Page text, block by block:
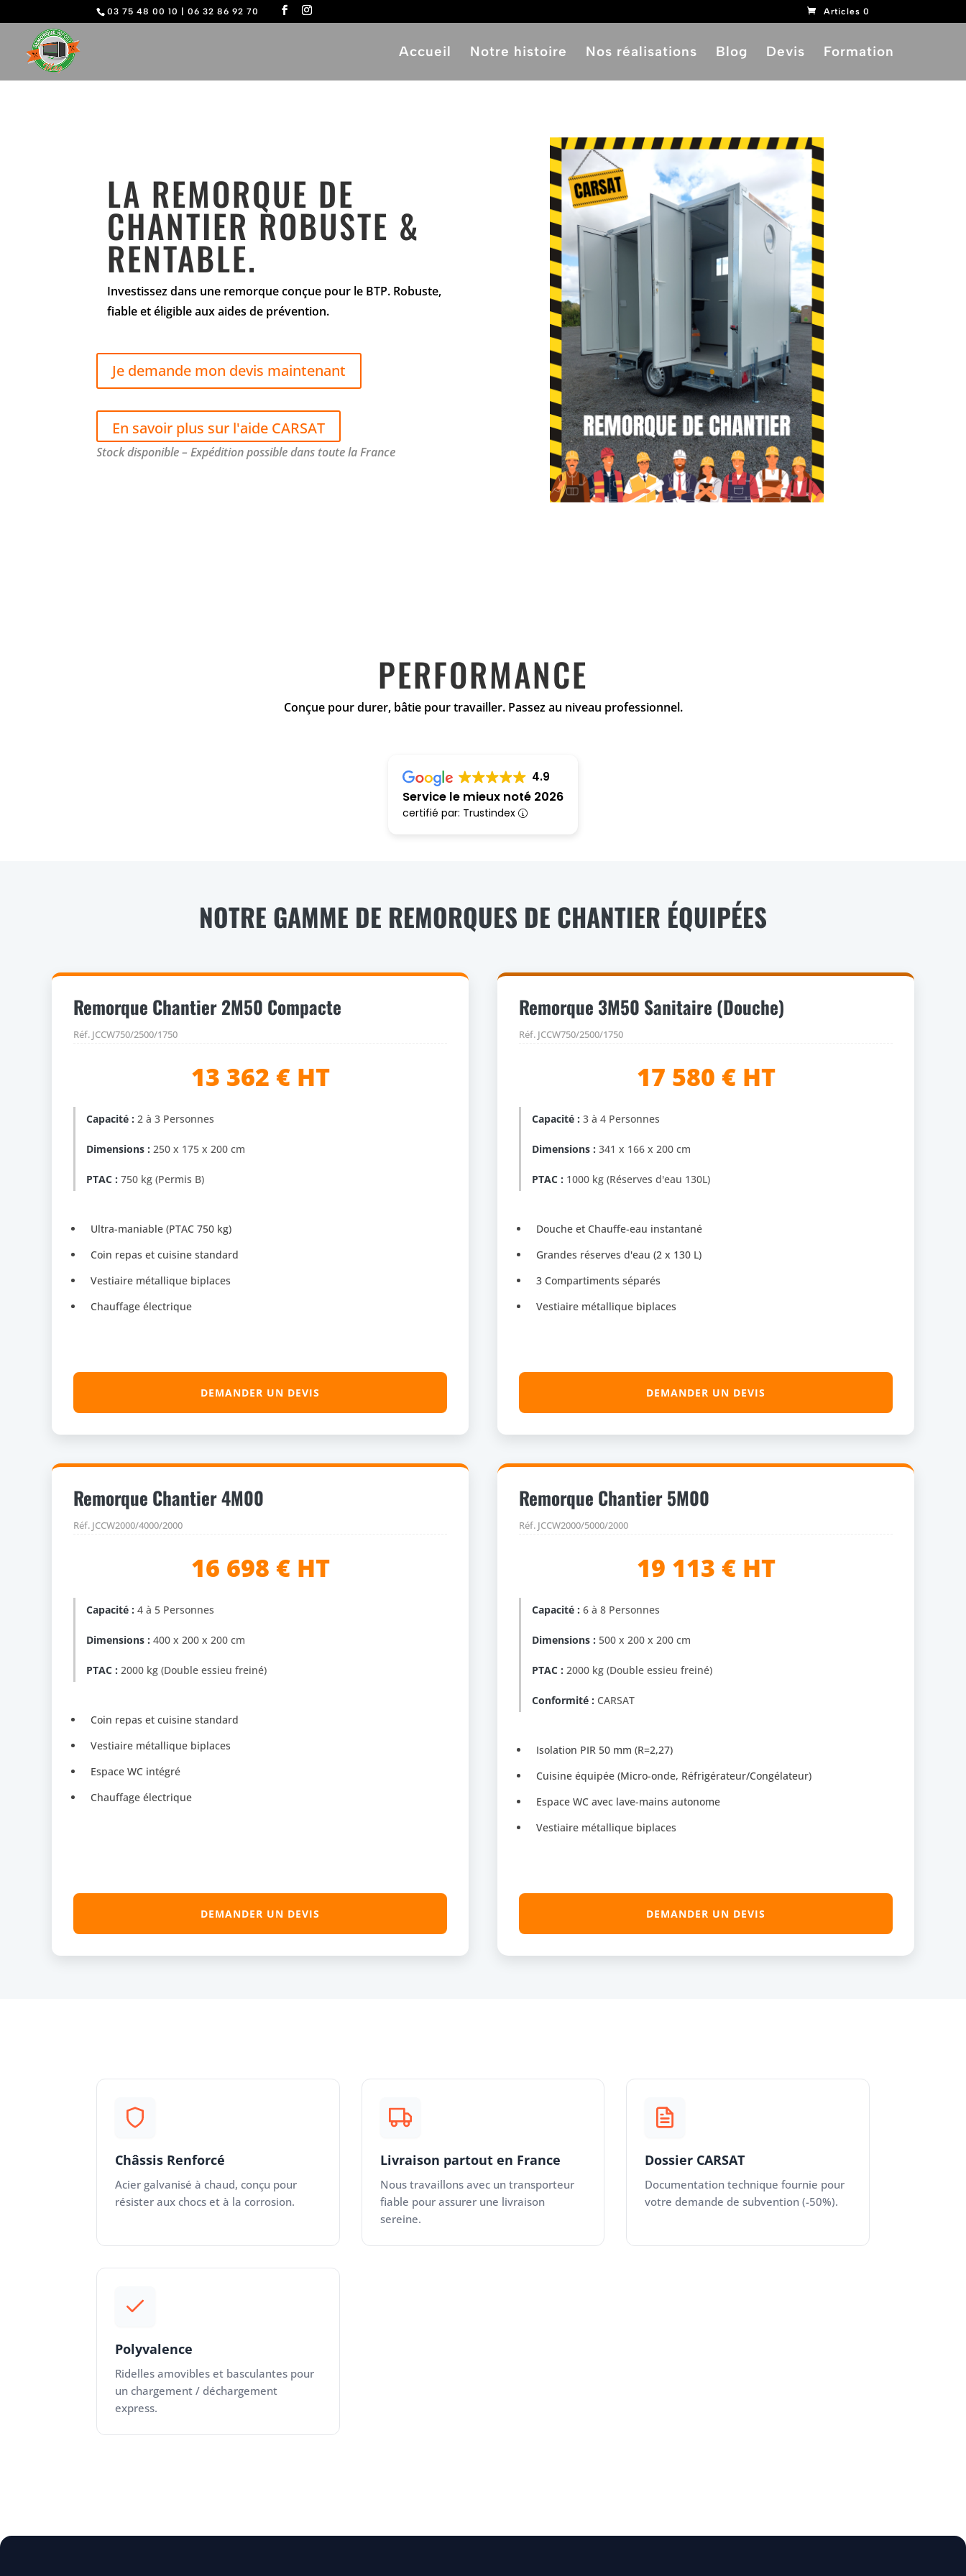
03 75 48 00 10 |06 32 86 92 70 Articles 0
Accueil Notre histoire Nos réalisations Blog Devis Formation
LA REMORQUE DE
CHANTIER ROBUSTE &
RENTABLE.
Investissez dans une remorque conçue pour le BTP. Robuste,
fiable et éligible aux aides de prévention.
Je demande mon devis maintenant
En savoir plus sur l'aide CARSAT
Stock disponible – Expédition possible dans toute la France
PERFORMANCE
Conçue pour durer, bâtie pour travailler. Passez au niveau professionnel.
4.9
Service le mieux noté 2026
certifié par: Trustindex
NOTRE GAMME DE REMORQUES DE CHANTIER ÉQUIPÉES
Remorque Chantier 2M50 Compacte
Réf. JCCW750/2500/1750
13 362 € HT
Capacité : 2 à 3 Personnes
Dimensions : 250 x 175 x 200 cm
PTAC : 750 kg (Permis B)
Ultra-maniable (PTAC 750 kg)
Coin repas et cuisine standard
Vestiaire métallique biplaces
Chauffage électrique
DEMANDER UN DEVIS
Remorque 3M50 Sanitaire (Douche)
Réf. JCCW750/2500/1750
17 580 € HT
Capacité : 3 à 4 Personnes
Dimensions : 341 x 166 x 200 cm
PTAC : 1000 kg (Réserves d'eau 130L)
Douche et Chauffe-eau instantané
Grandes réserves d'eau (2 x 130 L)
3 Compartiments séparés
Vestiaire métallique biplaces
DEMANDER UN DEVIS
Remorque Chantier 4M00
Réf. JCCW2000/4000/2000
16 698 € HT
Capacité : 4 à 5 Personnes
Dimensions : 400 x 200 x 200 cm
PTAC : 2000 kg (Double essieu freiné)
Coin repas et cuisine standard
Vestiaire métallique biplaces
Espace WC intégré
Chauffage électrique
DEMANDER UN DEVIS
Remorque Chantier 5M00
Réf. JCCW2000/5000/2000
19 113 € HT
Capacité : 6 à 8 Personnes
Dimensions : 500 x 200 x 200 cm
PTAC : 2000 kg (Double essieu freiné)
Conformité : CARSAT
Isolation PIR 50 mm (R=2,27)
Cuisine équipée (Micro-onde, Réfrigérateur/Congélateur)
Espace WC avec lave-mains autonome
Vestiaire métallique biplaces
DEMANDER UN DEVIS
Châssis Renforcé
Acier galvanisé à chaud, conçu pour
résister aux chocs et à la corrosion.
Livraison partout en France
Nous travaillons avec un transporteur
fiable pour assurer une livraison
sereine.
Dossier CARSAT
Documentation technique fournie pour
votre demande de subvention (-50%).
Polyvalence
Ridelles amovibles et basculantes pour
un chargement / déchargement
express.